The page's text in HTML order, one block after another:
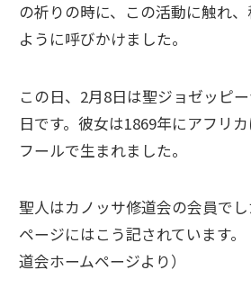
の祈りの時に、この活動に触れ
ように呼びかけました。
この日、2月8日は聖ジョゼッピ
日です。彼女は1869年にアフリ
フールで生まれました。
聖人はカノッサ修道会の会員で
ページにはこう記されています
道会ホームページより）